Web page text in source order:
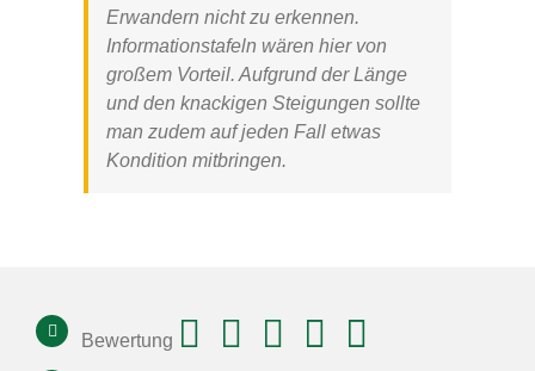
Erwandern nicht zu erkennen.
Informationstafeln wären hier von
großem Vorteil. Aufgrund der Länge
und den knackigen Steigungen sollte
man zudem auf jeden Fall etwas
Kondition mitbringen.
Bewertung